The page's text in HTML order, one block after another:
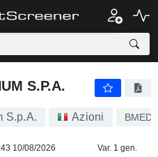
S.P.A.
S.p.A. Azioni BMED
10/08/2026 Var. 1 gen.